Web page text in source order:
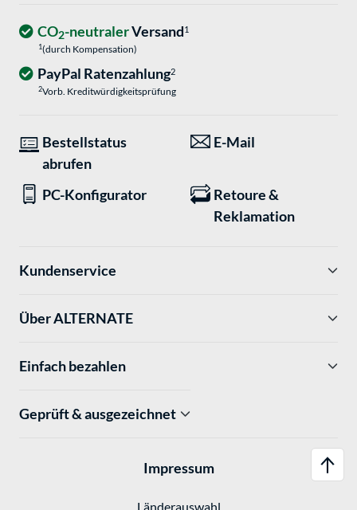
CO2-neutralerVersand1
1(durch Kompensation)
PayPal Ratenzahlung2
2Vorb. Kreditwürdigkeitsprüfung
Bestellstatus
abrufen
E-Mail
PC-Konfigurator
Retoure &
Reklamation
Kundenservice
Über ALTERNATE
Einfach bezahlen
Geprüft & ausgezeichnet
Impressum
Länderauswahl